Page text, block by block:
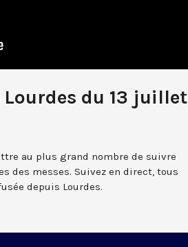
Lourdes du 13 juillet
au plus grand nombre de suivre
des messes. Suivez en direct, tous
depuis Lourdes.